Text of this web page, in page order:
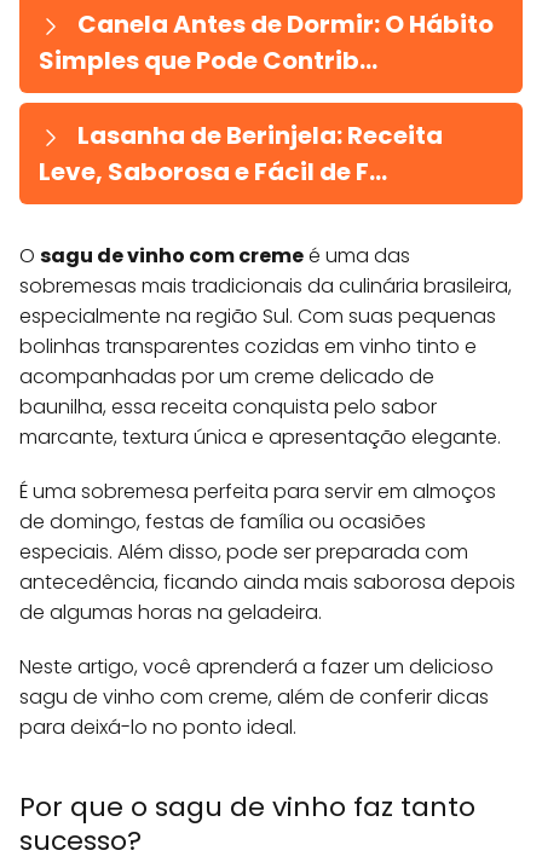
Canela Antes de Dormir: O Hábito
Simples que Pode Contrib...
Lasanha de Berinjela: Receita
Leve, Saborosa e Fácil de F...
O sagu de vinho com cremeé uma das
sobremesas mais tradicionais da culinária brasileira,
especialmente na região Sul. Com suas pequenas
bolinhas transparentes cozidas em vinho tinto e
acompanhadas por um creme delicado de
baunilha, essa receita conquista pelo sabor
marcante, textura única e apresentação elegante.
É uma sobremesa perfeita para servir em almoços
de domingo, festas de família ou ocasiões
especiais. Além disso, pode ser preparada com
antecedência, ficando ainda mais saborosa depois
de algumas horas na geladeira.
Neste artigo, você aprenderá a fazer um delicioso
sagu de vinho com creme, além de conferir dicas
para deixá-lo no ponto ideal.
Por que o sagu de vinho faz tanto
sucesso?